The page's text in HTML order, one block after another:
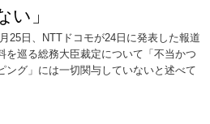
い」
25日、NTTドコモが24日に発表した報道
巡る総務大臣裁定について「不当かつ
グ」には一切関与していないと述べて